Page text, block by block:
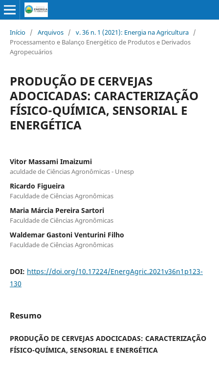
Início / Arquivos / v. 36 n. 1 (2021): Energia na Agricultura /
Processamento e Balanço Energético de Produtos e Derivados
Agropecuários
PRODUÇÃO DE CERVEJAS
ADOCICADAS: CARACTERIZAÇÃO
FÍSICO-QUÍMICA, SENSORIAL E
ENERGÉTICA
Vitor Massami Imaizumi
aculdade de Ciências Agronômicas - Unesp
Ricardo Figueira
Faculdade de Ciências Agronômicas
Maria Márcia Pereira Sartori
Faculdade de Ciências Agronômicas
Waldemar Gastoni Venturini Filho
Faculdade de Ciências Agronômicas
DOI: https://doi.org/10.17224/EnergAgric.2021v36n1p123-
130
Resumo
PRODUÇÃO DE CERVEJAS ADOCICADAS: CARACTERIZAÇÃO
FÍSICO-QUÍMICA, SENSORIAL E ENERGÉTICA